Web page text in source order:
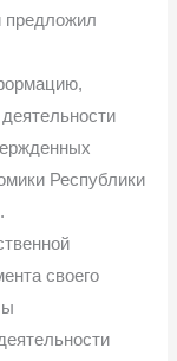
предложил
Республики
своего